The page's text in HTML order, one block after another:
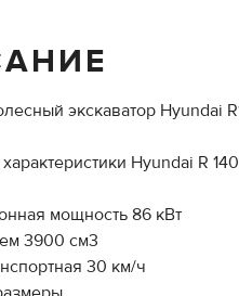
экскаватор Hyundai
Hyundai R
мощность 86 кВт
3900 см3
30 км/ч